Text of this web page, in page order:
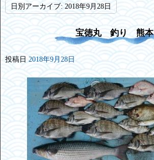
日別アーカイブ:2018年9月28日
宝徳丸 釣り 熊本
投稿日 2018年9月28日